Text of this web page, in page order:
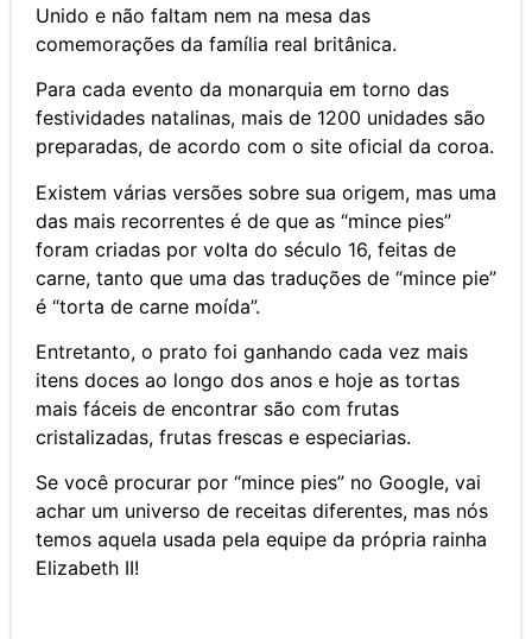
Unido e não faltam nem na mesa das
comemorações da família real britânica.
Para cada evento da monarquia em torno das
festividades natalinas, mais de 1200 unidades são
preparadas, de acordo com o site oficial da coroa.
Existem várias versões sobre sua origem, mas uma
das mais recorrentes é de que as “mince pies”
foram criadas por volta do século 16, feitas de
carne, tanto que uma das traduções de “mince pie”
é “torta de carne moída”.
Entretanto, o prato foi ganhando cada vez mais
itens doces ao longo dos anos e hoje as tortas
mais fáceis de encontrar são com frutas
cristalizadas, frutas frescas e especiarias.
Se você procurar por “mince pies” no Google, vai
achar um universo de receitas diferentes, mas nós
temos aquela usada pela equipe da própria rainha
Elizabeth II!